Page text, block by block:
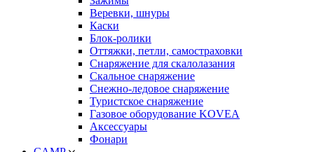
Веревки, шнуры
Каски
Блок-ролики
Оттяжки, петли, самостраховки
Снаряжение для скалолазания
Скальное снаряжение
Снежно-ледовое снаряжение
Туристское снаряжение
Газовое оборудование KOVEA
Аксессуары
Фонари